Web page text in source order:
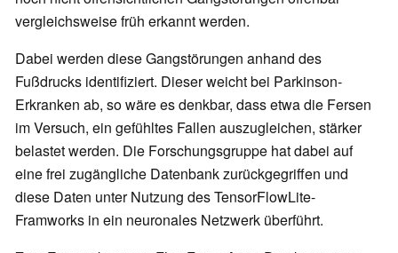
vergleichsweise früh erkannt werden.
Dabei werden diese Gangstörungen anhand des
Fußdrucks identifiziert. Dieser weicht bei Parkinson-
Erkranken ab, so wäre es denkbar, dass etwa die Fersen
im Versuch, ein gefühltes Fallen auszugleichen, stärker
belastet werden. Die Forschungsgruppe hat dabei auf
eine frei zugängliche Datenbank zurückgegriffen und
diese Daten unter Nutzung des TensorFlowLite-
Framworks in ein neuronales Netzwerk überführt.